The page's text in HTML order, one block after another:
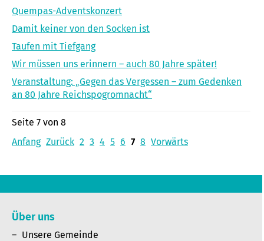
Quempas-Adventskonzert
Damit keiner von den Socken ist
Taufen mit Tiefgang
Wir müssen uns erinnern – auch 80 Jahre später!
Veranstaltung: „Gegen das Vergessen – zum Gedenken
an 80 Jahre Reichspogromnacht“
Seite 7 von 8
Anfang Zurück 2 3 4 5 6 7 8 Vorwärts
Über uns
Unsere Gemeinde